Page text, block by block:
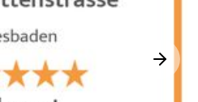
next